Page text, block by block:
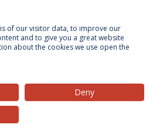
Termos & Condições
Católica Portuguesa
of our visitor data, to improve our
and to give you a great website
about the cookies we use open the
Deny